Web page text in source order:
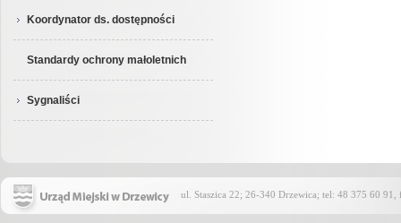
Koordynator ds. dostępności
Standardy ochrony małoletnich
Sygnaliści
ul. Staszica 22; 26-340 Drzewica; tel: 48 375 60